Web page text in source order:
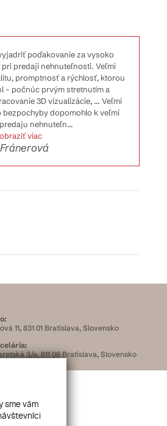
sme vám
poďakovanie za vysoko
predaji nehnuteľnosti. Veľmi
promptnosť a rýchlosť, ktorou
– počnúc prvým stretnutím a
3D vizualizácie, ... Veľmi
dopomohlo k veľmi
nehnuteľn...
viac
11, 831 01 Bratislava, Slovensko
3/a, 811 08 Bratislava, Slovensko